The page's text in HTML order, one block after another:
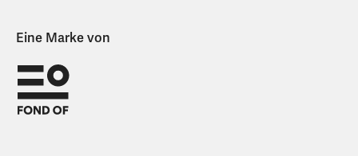
Eine Marke von